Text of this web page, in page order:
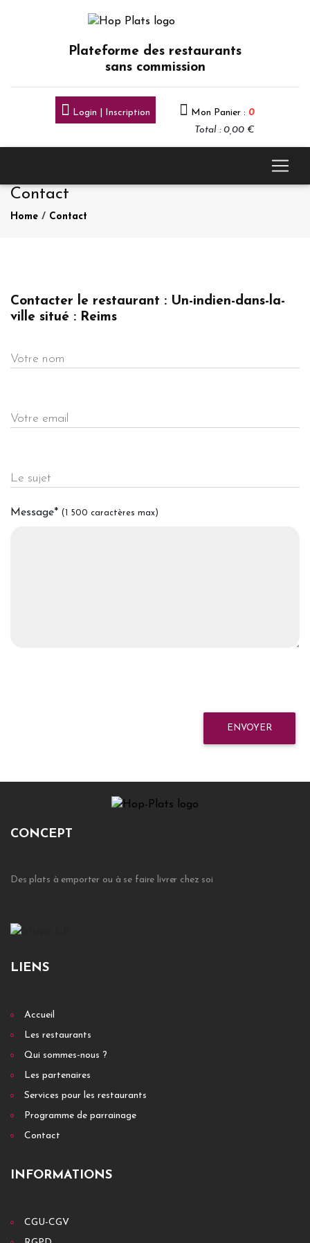
Plateforme des restaurants
sans commission
Login | Inscription Mon Panier : 0
Total : 0,00 €
Contact
Home / Contact
Contacter le restaurant : Un-indien-dans-la-
ville situé : Reims
Votre nom
Votre email
Le sujet
Message* (1 500 caractères max)
ENVOYER
CONCEPT
Des plats à emporter ou à se faire livrer chez soi
LIENS
Accueil
Les restaurants
Qui sommes-nous ?
Les partenaires
Services pour les restaurants
Programme de parrainage
Contact
INFORMATIONS
CGU-CGV